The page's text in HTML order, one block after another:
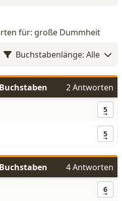
für: große Dummheit
Buchstabenlänge: Alle
2 Antworten
5
5
4 Antworten
6